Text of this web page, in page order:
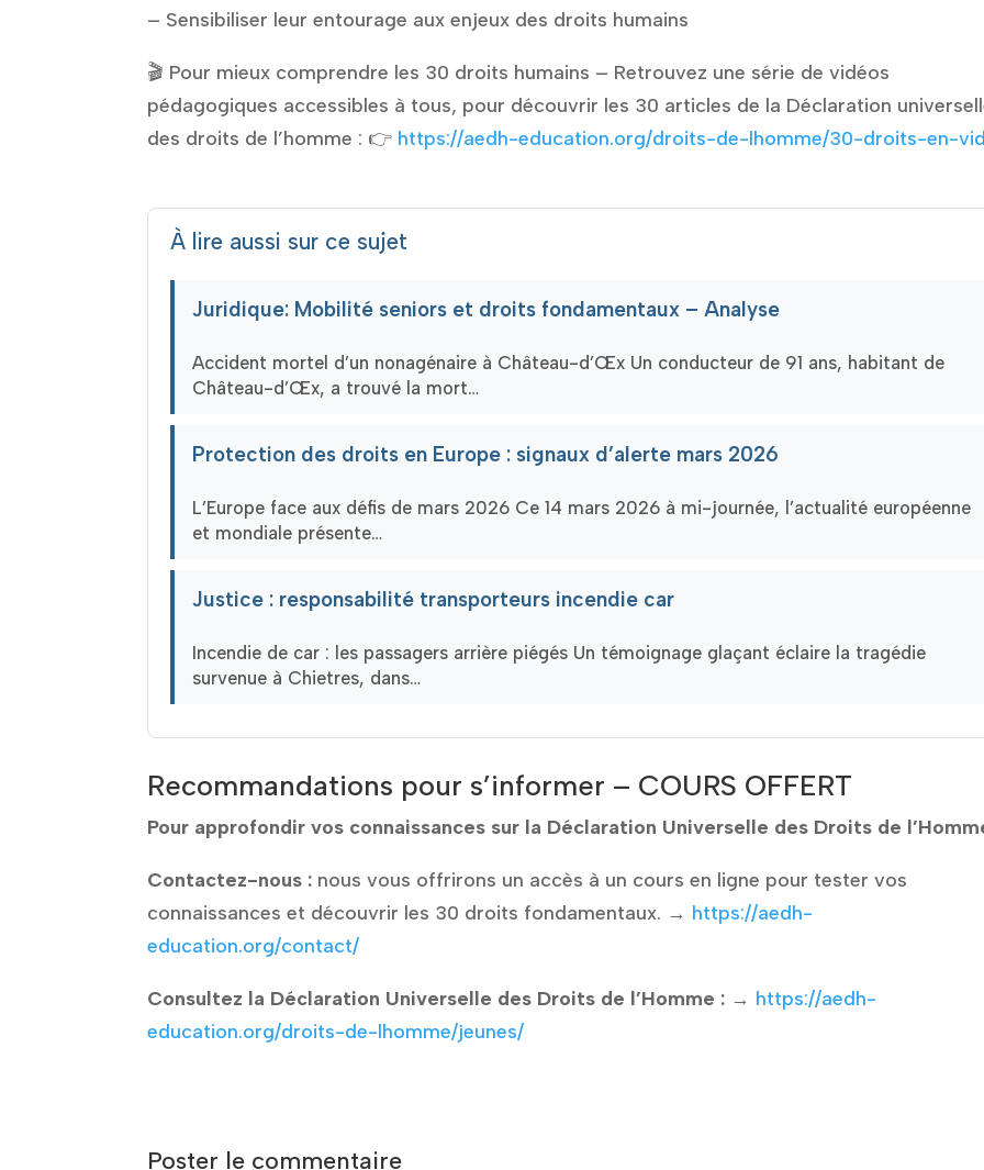
– Sensibiliser leur entourage aux enjeux des droits humains
🎬 Pour mieux comprendre les 30 droits humains – Retrouvez une série de vidéos
pédagogiques accessibles à tous, pour découvrir les 30 articles de la Déclaration
des droits de l’homme : 👉 https://aedh-education.org/droits-de-lhomme/30-droits-en-
À lire aussi sur ce sujet
Juridique: Mobilité seniors et droits fondamentaux – Analyse
Accident mortel d’un nonagénaire à Château-d’Œx Un conducteur de 91 ans, habitant de
Château-d’Œx, a trouvé la mort…
Protection des droits en Europe : signaux d’alerte mars 2026
L’Europe face aux défis de mars 2026 Ce 14 mars 2026 à mi-journée, l’actualité européenne
et mondiale présente…
Justice : responsabilité transporteurs incendie car
Incendie de car : les passagers arrière piégés Un témoignage glaçant éclaire la tragédie
survenue à Chietres, dans…
Recommandations pour s’informer – COURS OFFERT
Pour approfondir vos connaissances sur la Déclaration Universelle des Droits de
Contactez-nous : nous vous offrirons un accès à un cours en ligne pour tester vos
connaissances et découvrir les 30 droits fondamentaux. → https://aedh-
education.org/contact/
Consultez la Déclaration Universelle des Droits de l’Homme : → https://aedh-
education.org/droits-de-lhomme/jeunes/
Poster le commentaire